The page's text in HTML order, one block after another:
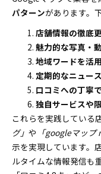
パターンがあります。
店舗情報の徹底
魅力的な写真・
地域ワードを活
定期的なニュー
口コミへの丁寧
独自サービスや
これらを実践している
グ」 や 「googleマップ
示を実現しています。
ルタイムな情報発信も